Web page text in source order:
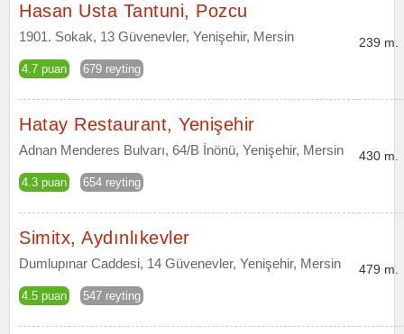
Hasan Usta Tantuni, Pozcu
1901. Sokak, 13 Güvenevler, Yenişehir, Mersin
4.7 puan 679 reyting
239 m.
Hatay Restaurant, Yenişehir
Adnan Menderes Bulvarı, 64/B İnönü, Yenişehir, Mersin
4.3 puan 654 reyting
430 m.
Simitx, Aydınlıkevler
Dumlupınar Caddesi, 14 Güvenevler, Yenişehir, Mersin
4.5 puan 547 reyting
479 m.